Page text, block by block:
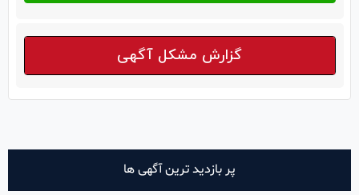
گزارش مشکل آگهی
پر بازدید ترین آگهی ها